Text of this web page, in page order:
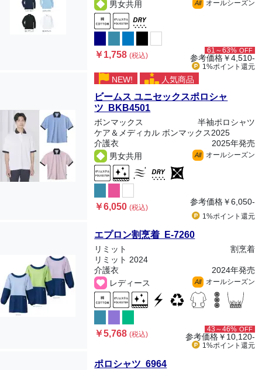
男女共用 All オールシーズン
￥1,758(税込)
61～63% OFF
参考価格￥4,510-
1%ポイント 還元
NEW! 人気商品
ビームス ユニセックスポロシャ
ツ BKB4501
ボンマックス
半袖ポロシャツ
ケア＆メディカル ボンマックス2025
介護衣
2025年発売
男女共用
All オールシーズン
￥6,050(税込)
参考価格￥6,050-
1%ポイント 還元
エプロン割烹着 E-7260
リミット
割烹着
リミット 2024
介護衣
2024年発売
レディース
All オールシーズン
￥5,768(税込)
43～46% OFF
参考価格￥10,120-
1%ポイント 還元
ポロシャツ 6964